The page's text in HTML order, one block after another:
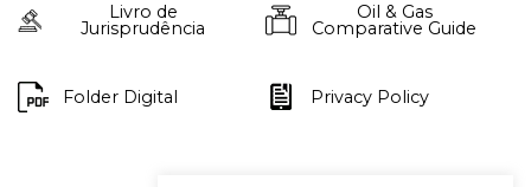
Livro de
Jurisprudência
Oil & Gas
Comparative Guide
Folder Digital Privacy Policy